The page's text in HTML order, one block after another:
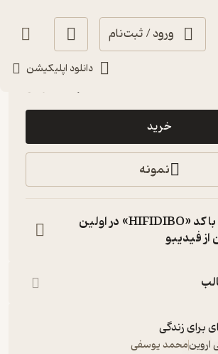
ورود / ثبت‌نام
دانلود اپلیکیشن
آموزنده 🦉 (1
299,000
خرید
نمونه
تخفیف با کد «HIFIDIBO» در اولین
از فیدیبو
برای زندگی
اروینمحمد یوسفی